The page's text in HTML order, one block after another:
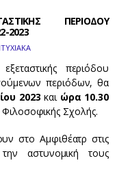
ΠΕΡΙΟΔΟΥ
2023
περιόδου
περιόδων, θα
2023 και ώρα 10.30
Σχολής.
στο Αμφιθέατρ στις
αστυνομική τους